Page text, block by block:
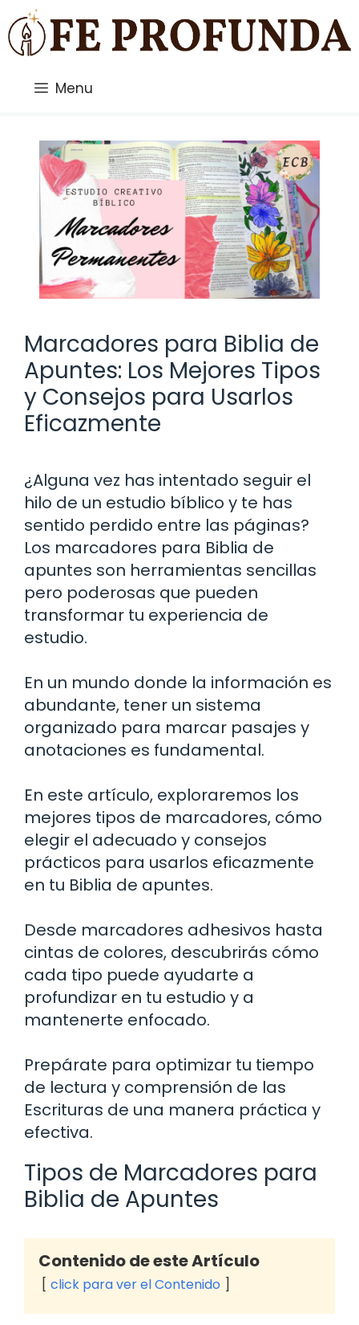
Saltar
al
contenido
Menu
Marcadores para Biblia de
Apuntes: Los Mejores Tipos
y Consejos para Usarlos
Eficazmente
¿Alguna vez has intentado seguir el
hilo de un estudio bíblico y te has
sentido perdido entre las páginas?
Los marcadores para Biblia de
apuntes son herramientas sencillas
pero poderosas que pueden
transformar tu experiencia de
estudio.
En un mundo donde la información es
abundante, tener un sistema
organizado para marcar pasajes y
anotaciones es fundamental.
En este artículo, exploraremos los
mejores tipos de marcadores, cómo
elegir el adecuado y consejos
prácticos para usarlos eficazmente
en tu Biblia de apuntes.
Desde marcadores adhesivos hasta
cintas de colores, descubrirás cómo
cada tipo puede ayudarte a
profundizar en tu estudio y a
mantenerte enfocado.
Prepárate para optimizar tu tiempo
de lectura y comprensión de las
Escrituras de una manera práctica y
efectiva.
Tipos de Marcadores para
Biblia de Apuntes
Contenido de este Artículo
click para ver el Contenido